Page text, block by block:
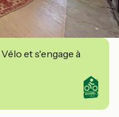
et s'engage à